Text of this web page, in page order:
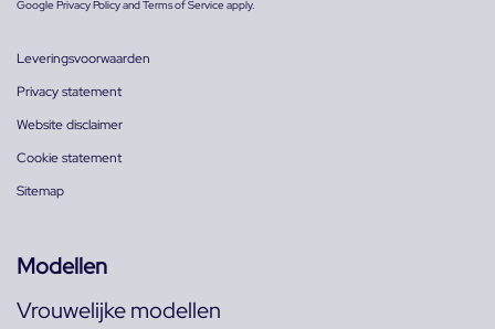
GooglePrivacy PolicyandTerms of Serviceapply.
Leveringsvoorwaarden
Privacy statement
Website disclaimer
Cookie statement
Sitemap
Modellen
Vrouwelijke modellen